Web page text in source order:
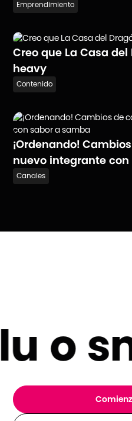
Emprendimiento
Creo que La Casa
heavy
Contenido
¡Ordenando!
nuevo integrante
Canales
o